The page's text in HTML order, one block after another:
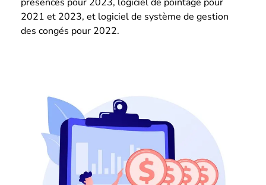
2021 et 2023, et logiciel de système de gestion
des congés pour 2022.